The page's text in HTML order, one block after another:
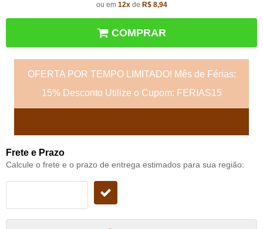
ou em 12xde R$ 8,94
COMPRAR
OFERTA POR TEMPO LIMITADO! Mês de Férias:
15% Desconto Utilize o Cupom: FERIAS15
Frete e Prazo
Calcule o frete e o prazo de entrega estimados para sua região: